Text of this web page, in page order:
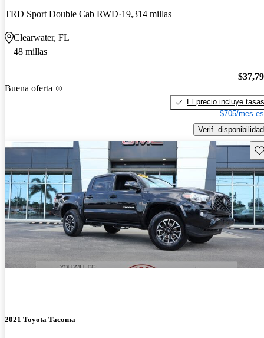
TRD Sport Double Cab RWD 19,314 millas
Clearwater, FL
48 millas
Buena oferta
El precio incluye tasas
$705/mes
Verif. disponibilidad
2021 Toyota Tacoma